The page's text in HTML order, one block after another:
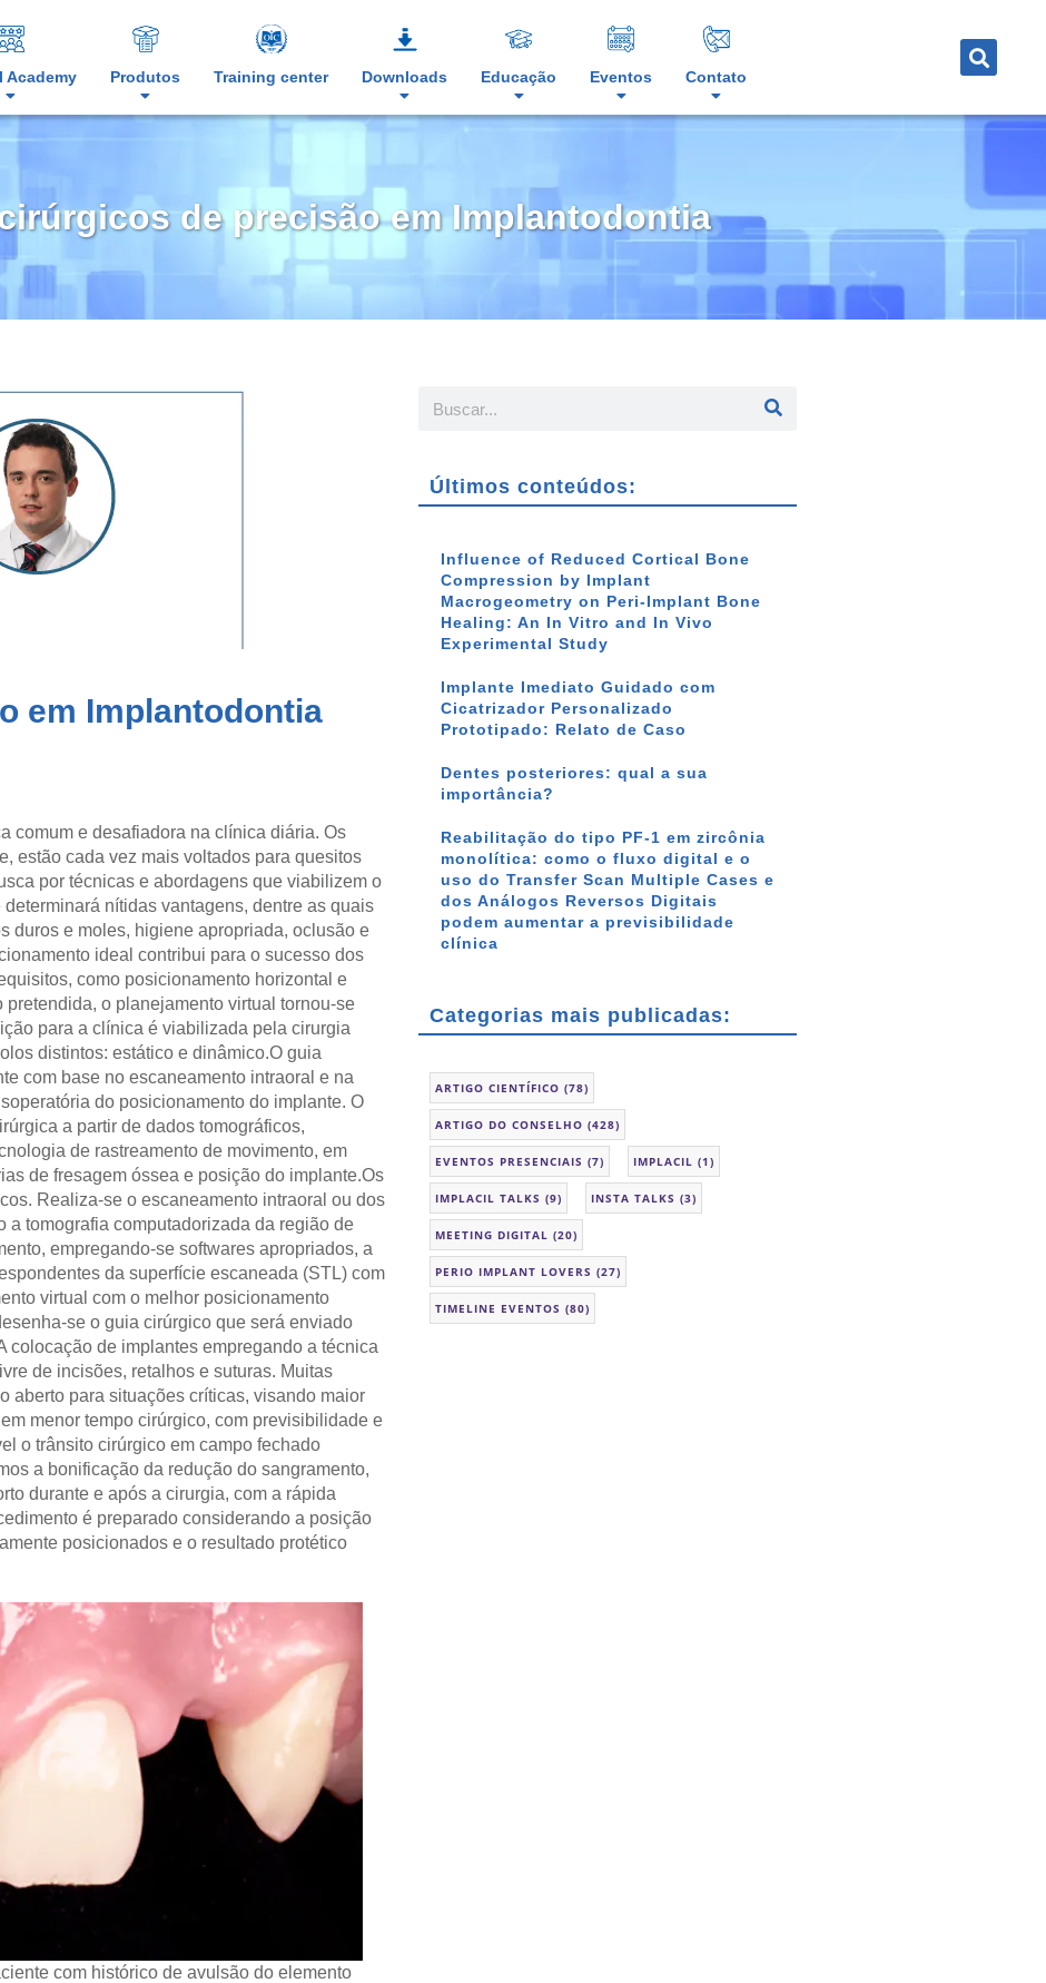
Academy Produtos Training center Downloads Educação Eventos Contato
de precisão em Implantodontia
em Implantodontia
comum e desafiadora na clínica diária. Os
estão cada vez mais voltados para quesitos
por técnicas e abordagens que viabilizem o
nítidas vantagens, dentre as quais
duros e moles, higiene apropriada, oclusão e
ideal contribui para o sucesso dos
como posicionamento horizontal e
o planejamento virtual tornou-se
para a clínica é viabilizada pela cirurgia
distintos: estático e dinâmico.O guia
com base no escaneamento intraoral e na
do posicionamento do implante. O
a partir de dados tomográficos,
de rastreamento de movimento, em
de fresagem óssea e posição do implante.Os
Realiza-se o escaneamento intraoral ou dos
a tomografia computadorizada da região de
empregando-se softwares apropriados, a
da superfície escaneada (STL) com
virtual com o melhor posicionamento
se o guia cirúrgico que será enviado
colocação de implantes empregando a técnica
de incisões, retalhos e suturas. Muitas
aberto para situações críticas, visando maior
menor tempo cirúrgico, com previsibilidade e
o trânsito cirúrgico em campo fechado
a bonificação da redução do sangramento,
durante e após a cirurgia, com a rápida
é preparado considerando a posição
posicionados e o resultado protético
com histórico de avulsão do elemento
Últimos conteúdos:
Influence of Reduced Cortical Bone
Compression by Implant
Macrogeometry on Peri-Implant Bone
Healing: An In Vitro and In Vivo
Experimental Study
Implante Imediato Guidado com
Cicatrizador Personalizado
Prototipado: Relato de Caso
Dentes posteriores: qual a sua
importância?
Reabilitação do tipo PF-1 em zircônia
monolítica: como o fluxo digital e o
uso do Transfer Scan Multiple Cases e
dos Análogos Reversos Digitais
podem aumentar a previsibilidade
clínica
Categorias mais publicadas:
ARTIGO CIENTÍFICO (78)
ARTIGO DO CONSELHO (428)
EVENTOS PRESENCIAIS (7) IMPLACIL (1)
IMPLACIL TALKS (9) INSTA TALKS (3)
MEETING DIGITAL (20)
PERIO IMPLANT LOVERS (27)
TIMELINE EVENTOS (80)